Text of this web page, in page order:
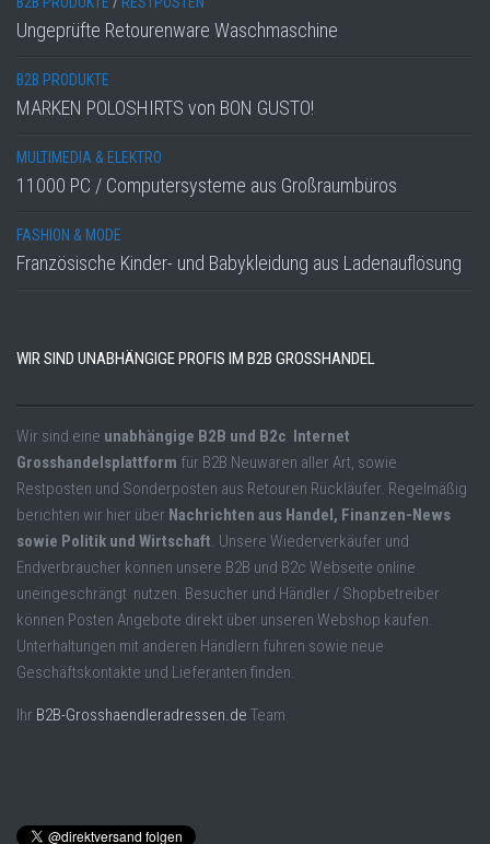
Ungeprüfte Retourenware Waschmaschine
B2B PRODUKTE
MARKEN POLOSHIRTS von BON GUSTO!
MULTIMEDIA & ELEKTRO
11000 PC / Computersysteme aus Großraumbüros
FASHION & MODE
Französische Kinder- und Babykleidung aus Ladenauflösung
WIR SIND UNABHÄNGIGE PROFIS IM B2B GROSSHANDEL
Wir sind eine unabhängige B2B und B2c Internet
Grosshandelsplattform für B2B Neuwaren aller Art, sowie
Restposten und Sonderposten aus Retouren Rückläufer. Regelmäßig
berichten wir hier über Nachrichten aus Handel, Finanzen-News
sowie Politik und Wirtschaft. Unsere Wiederverkäufer und
Endverbraucher können unsere B2B und B2c Webseite online
uneingeschrängt nutzen. Besucher und Händler / Shopbetreiber
können Posten Angebote direkt über unseren Webshop kaufen.
Unterhaltungen mit anderen Händlern führen sowie neue
Geschäftskontakte und Lieferanten finden.
Ihr B2B-Grosshaendleradressen.de Team